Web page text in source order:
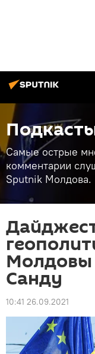
Самые острые
комментарии
Sputnik Молдова.
Молдовы
Санду
10:41 26.09.2021